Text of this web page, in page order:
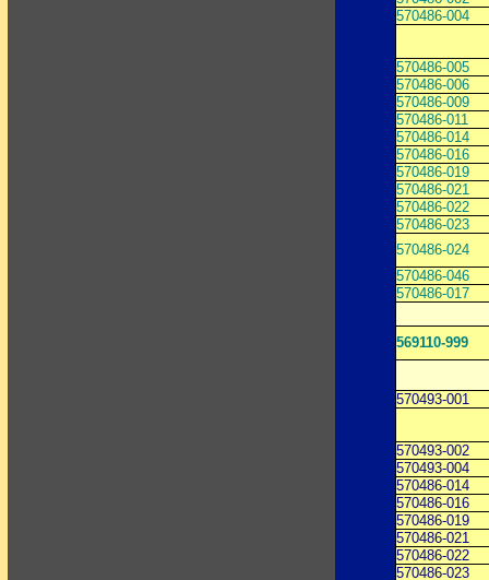
570486-004
570486-005
570486-006
570486-009
570486-011
570486-014
570486-016
570486-019
570486-021
570486-022
570486-023
570486-024
570486-046
570486-017
569110-999
570493-001
570493-002
570493-004
570486-014
570486-016
570486-019
570486-021
570486-022
570486-023